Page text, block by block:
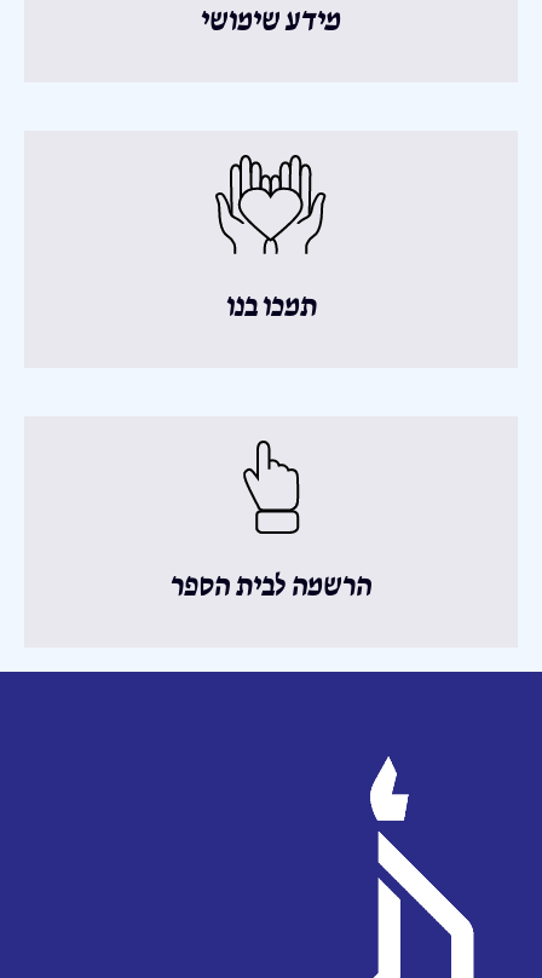
מידע שימושי
תמכו בנו
הרשמה לבית הספר